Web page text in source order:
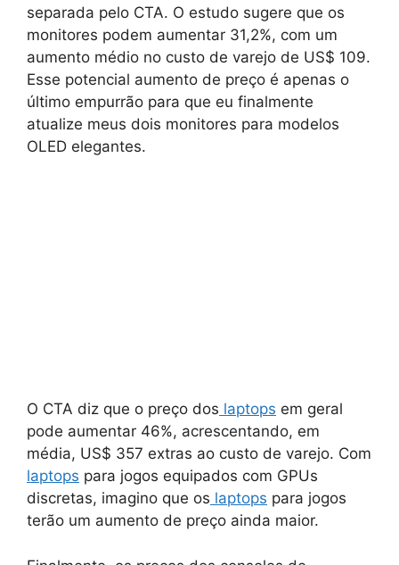
separada pelo CTA. O estudo sugere que os
monitores podem aumentar 31,2%, com um
aumento médio no custo de varejo de US$ 109.
Esse potencial aumento de preço é apenas o
último empurrão para que eu finalmente
atualize meus dois monitores para modelos
OLED elegantes.
O CTA diz que o preço dos laptops em geral
pode aumentar 46%, acrescentando, em
média, US$ 357 extras ao custo de varejo. Com
laptops para jogos equipados com GPUs
discretas, imagino que os laptops para jogos
terão um aumento de preço ainda maior.